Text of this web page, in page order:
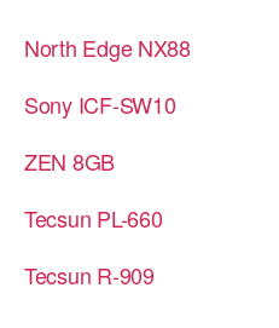
North Edge NX88
Sony ICF-SW10
ZEN 8GB
Tecsun PL-660
Tecsun R-909